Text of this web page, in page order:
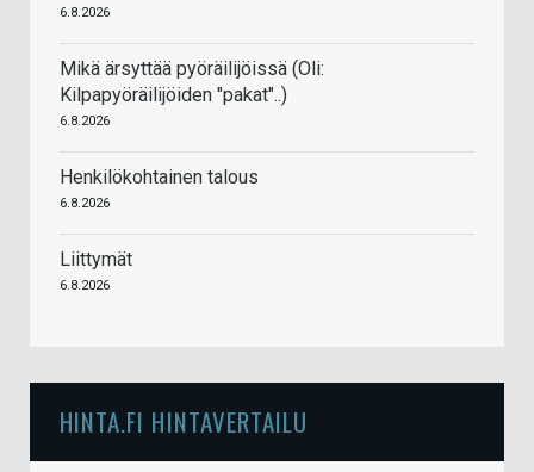
6.8.2026
Mikä ärsyttää pyöräilijöissä (Oli:
Kilpapyöräilijöiden "pakat"..)
6.8.2026
Henkilökohtainen talous
6.8.2026
Liittymät
6.8.2026
HINTA.FI HINTAVERTAILU